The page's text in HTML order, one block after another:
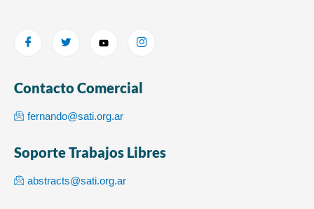
Contacto Comercial
fernando@sati.org.ar
Soporte Trabajos Libres
abstracts@sati.org.ar